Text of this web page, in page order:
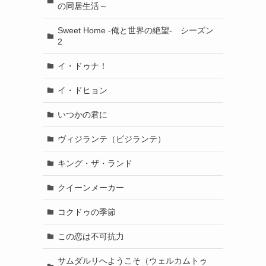
の同居生活～
Sweet Home -俺と世界の絶望- シーズン
2
イ・ドゥナ！
イ・ドヒョン
いつかの君に
ヴィジランテ（ビジランテ）
キング・ザ・ランド
クイーンメーカー
コクドゥの季節
この恋は不可抗力
サムダルリへようこそ（ウェルカムトゥ